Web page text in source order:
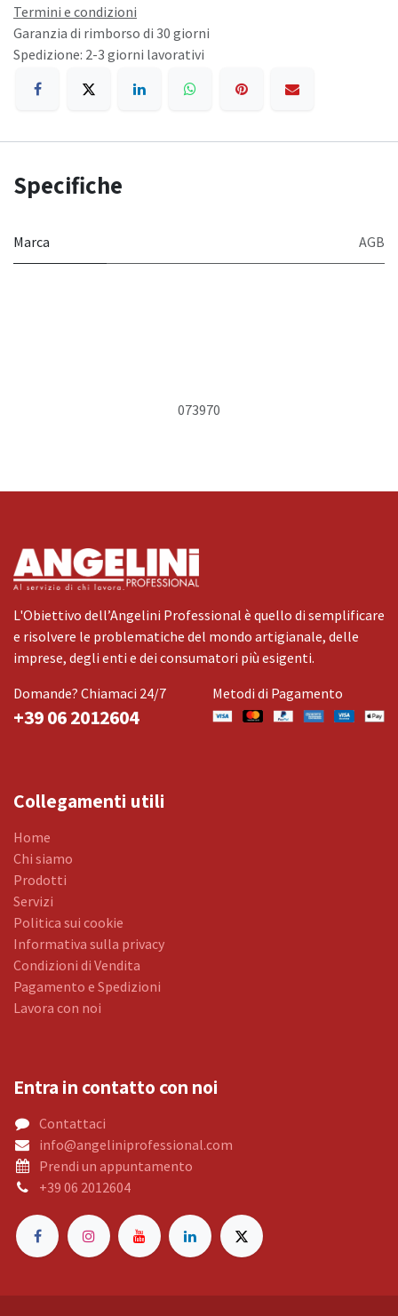
Termini e condizioni
Garanzia di rimborso di 30 giorni
Spedizione: 2-3 giorni lavorativi
Specifiche
Marca AGB
073970
L'Obiettivo dell’Angelini Professional è quello di semplificare
e risolvere le problematiche del mondo artigianale, delle
imprese, degli enti e dei consumatori più esigenti.
Domande? Chiamaci 24/7
+39 06 2012604
Metodi di Pagamento
Collegamenti utili
Home
Chi siamo
Prodotti
Servizi
Politica sui cookie
Informativa sulla privacy
Condizioni di Vendita
Pagamento e Spedizioni
Lavora con noi
Entra in contatto con noi
Contattaci
info@angeliniprofessional.com
Prendi un appuntamento
+39 06 2012604